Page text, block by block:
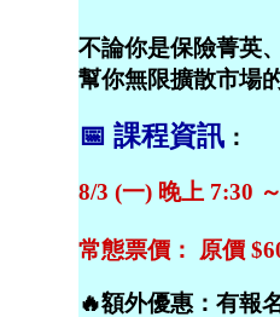
不論你是保險菁英
幫你無限擴散市場
📅 課程資訊 ：
8/3 (一) 晚上 7:30
常態票價： 原價
🔥額外優惠：有報